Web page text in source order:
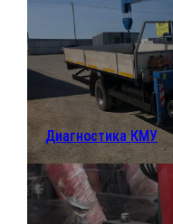
Диагностика КМУ